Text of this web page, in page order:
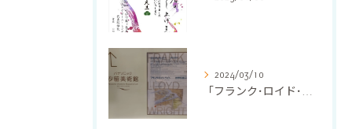
2024/03/10
「フランク･ロイド･ライト 世界を結ぶ建築」に行ってきました